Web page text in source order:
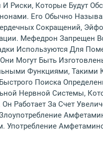
Риски, Которые Будут
Его Обычно
Сокращений,
Мефедрон Запрещен
Используются Для
Могут Быть
Функциями, Такими
Поиска
Нервной Системы,
Работает За Счет